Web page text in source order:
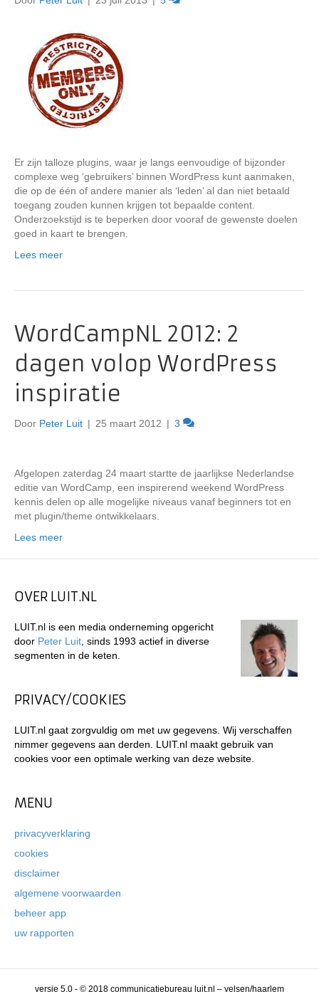
Er zijn talloze plugins, waar je langs eenvoudige of bijzonder
complexe weg ‘gebruikers’ binnen WordPress kunt aanmaken,
die op de één of andere manier als ‘leden’ al dan niet betaald
toegang zouden kunnen krijgen tot bepaalde content.
Onderzoekstijd is te beperken door vooraf de gewenste doelen
goed in kaart te brengen.
Lees meer
WordCampNL 2012: 2
dagen volop WordPress
inspiratie
Door Peter Luit | 25 maart 2012 | 3
Afgelopen zaterdag 24 maart startte de jaarlijkse Nederlandse
editie van WordCamp, een inspirerend weekend WordPress
kennis delen op alle mogelijke niveaus vanaf beginners tot en
met plugin/theme ontwikkelaars.
Lees meer
OVER LUIT.NL
LUIT.nl is een media onderneming opgericht
door Peter Luit , sinds 1993 actief in diverse
segmenten in de keten.
PRIVACY/COOKIES
LUIT.nl gaat zorgvuldig om met uw gegevens. Wij verschaffen
nimmer gegevens aan derden. LUIT.nl maakt gebruik van
cookies voor een optimale werking van deze website.
MENU
privacyverklaring
cookies
disclaimer
algemene voorwaarden
beheer app
uw rapporten
versie 5.0 - © 2018 communicatiebureau luit.nl – velsen/haarlem